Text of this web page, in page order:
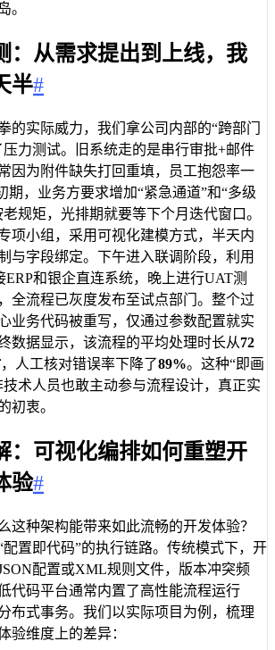
。
：从需求提出到上线，我
半#
的实际威力，我们拿公司内部的“跨部门
压力测试。旧系统走的是串行审批+邮件
因为附件缺失打回重填，员工抱怨率一
期，业务方要求增加“紧急通道”和“多级
规矩，光排期就要等下个月迭代窗口。
项小组，采用可视化建模方式，半天内
与字段绑定。下午进入联调阶段，利用
和银企直连系统，晚上进行UAT测
全流程已灰度发布至试点部门。整个过
业务代码被重写，仅通过参数配置就实
数据显示，该流程的平均处理时长从72
，人工核对错误率下降了89%。这种“即画
技术人员也敢主动参与流程设计，真正实
初衷。
：可视化编排如何重塑开
验#
这种架构能带来如此流畅的开发体验？
置即代码”的执行链路。传统模式下，开
配置或XML规则文件，版本冲突频
代码平台通常内置了高性能流程运行
布式事务。我们以实际项目为例，梳理
验维度上的差异：